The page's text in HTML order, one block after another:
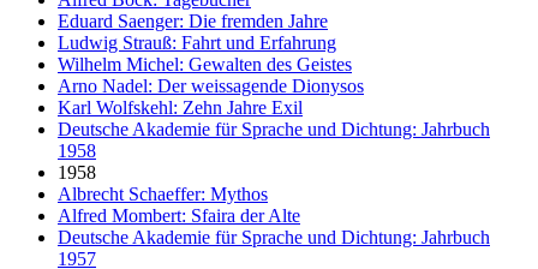
Eduard Saenger: Die fremden Jahre
Ludwig Strauß: Fahrt und Erfahrung
Wilhelm Michel: Gewalten des Geistes
Arno Nadel: Der weissagende Dionysos
Karl Wolfskehl: Zehn Jahre Exil
Deutsche Akademie für Sprache und Dichtung: Jahrbuch
1958
1958
Albrecht Schaeffer: Mythos
Alfred Mombert: Sfaira der Alte
Deutsche Akademie für Sprache und Dichtung: Jahrbuch
1957